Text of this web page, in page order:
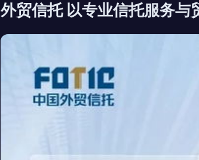
外贸信托 以专业信托服务与